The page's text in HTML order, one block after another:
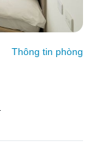
Thông tin phòng